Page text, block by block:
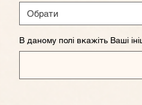
Обрати
В даному полі вкажіть Ваші